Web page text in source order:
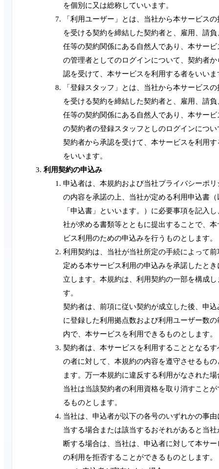
を個別に又は総称していいます。
「利用ユーザー」とは、当社から本サービスの
を受ける契約を締結した契約者と、雇用、請負
任等の契約関係にある自然人であり、本サービ
の管理者としてのログインについて、契約者か
認を受けて、本サービスを利用する者をいいま
「登録スタッフ」とは、当社から本サービスの
を受ける契約を締結した契約者と、雇用、請負
任等の契約関係にある自然人であり、本サービ
の契約者の登録スタッフとしのログインについ
契約者から承認を受けて、本サービスを利用す
をいいます。
利用契約の申込み
申込者は、本規約および当社プライバシーポリ
の内容を承諾の上、当社が定める利用申込書（
「申込書」といいます。）に必要事項を記入し
社が求める書類等とともに提出することで、本
ビス利用のための申込みを行うものとします。
利用契約は、当社が当社所定の手続によって前
定める本サービス利用の申込みを承諾したとき
立します。本規約は、利用契約の一部を構成し
す。
契約者は、前項に従い契約が成立した後、申込
に登録した利用拠点数および利用ユーザー数の
内で、本サービスを利用できるものとします。
契約者は、本サービスを利用することとなるす
の者に対して、本規約の内容を遵守させるもの
ます。万一本規約に違反する利用がなされた場
当社は当該契約者の利用資格を取り消すことが
るものとします。
当社は、申込者が以下の各号のいずれかの事由
当する場合または該当するおそれがあると当社
断する場合は、当社は、申込者に対して本サー
の利用を拒否することができるものとします。